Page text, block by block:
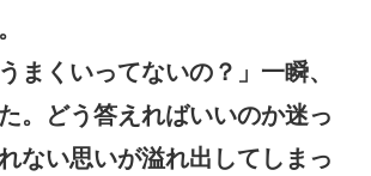
まくいってないの？」一瞬、
。どう答えればいいのか迷っ
ない思いが溢れ出してしまっ